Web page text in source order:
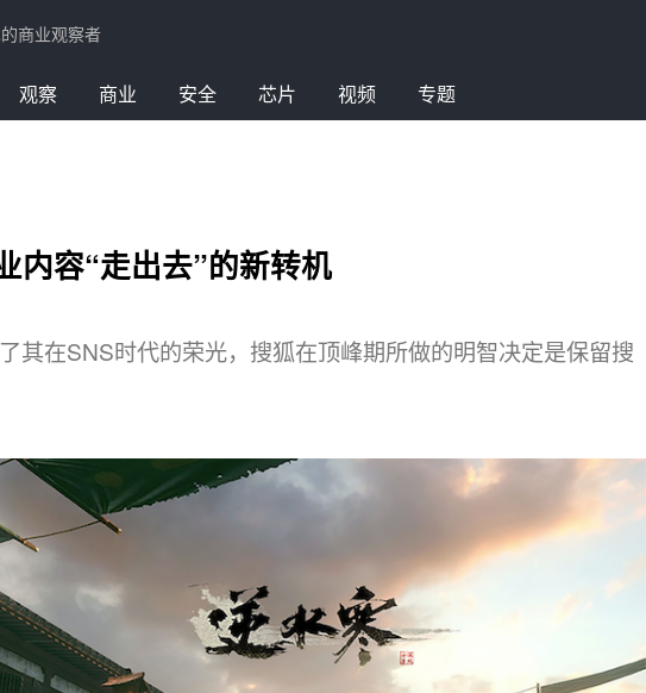
商业观察者
观察 商业 安全 芯片 视频 专题
内容“走出去”的新转机
其在SNS时代的荣光，搜狐在顶峰期所做的明智决定是保留搜